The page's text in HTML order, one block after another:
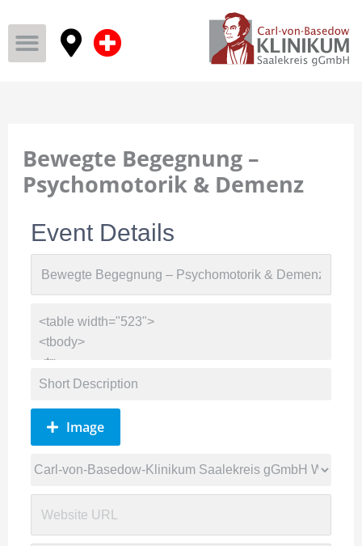
Bewegte Begegnung –
Psychomotorik & Demenz
Event Details
Image